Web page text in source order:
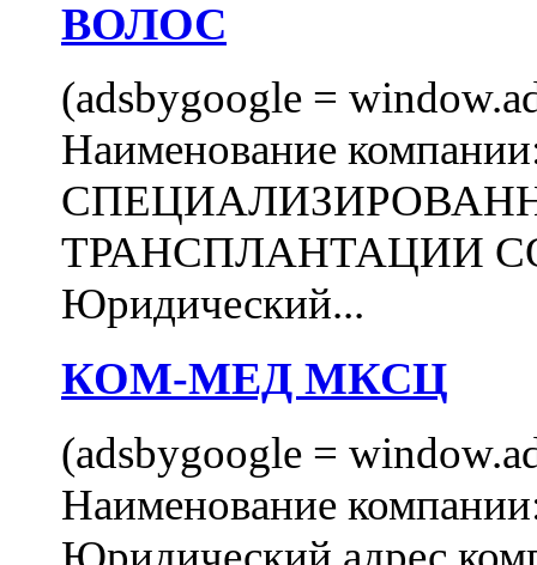
ВОЛОС
(adsbygoogle =
Наименование
ТРАНСПЛАНТАЦИИ
Юридический...
КОМ-МЕД МКСЦ
(adsbygoogle =
Наименование